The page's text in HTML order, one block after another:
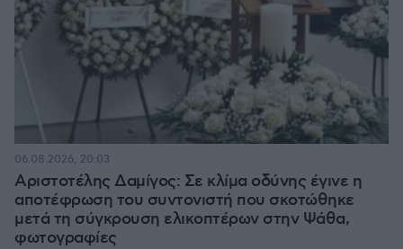
Αριστοτέλης Δαμίγος: Σε κλίμα οδύνης έγινε η
αποτέφρωση του συντονιστή που σκοτώθηκε
μετά τη σύγκρουση ελικοπτέρων στην Ψάθα,
φωτογραφίες
06.08.2026, 20:03